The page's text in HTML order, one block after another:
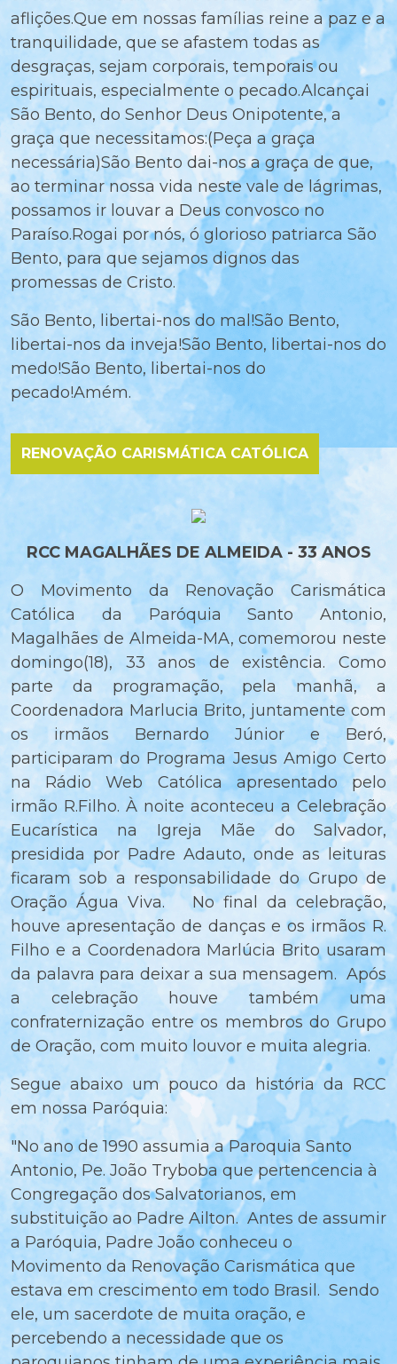
aflições.Que em nossas famílias reine a paz e a
tranquilidade, que se afastem todas as
desgraças, sejam corporais, temporais ou
espirituais, especialmente o pecado.Alcançai
São Bento, do Senhor Deus Onipotente, a
graça que necessitamos:(Peça a graça
necessária)São Bento dai-nos a graça de que,
ao terminar nossa vida neste vale de lágrimas,
possamos ir louvar a Deus convosco no
Paraíso.Rogai por nós, ó glorioso patriarca São
Bento, para que sejamos dignos das
promessas de Cristo.
São Bento, libertai-nos do mal!São Bento,
libertai-nos da inveja!São Bento, libertai-nos do
medo!São Bento, libertai-nos do
pecado!Amém.
RENOVAÇÃO CARISMÁTICA CATÓLICA
RCC MAGALHÃES DE ALMEIDA - 33 ANOS
O Movimento da Renovação Carismática
Católica da Paróquia Santo Antonio,
Magalhães de Almeida-MA, comemorou neste
domingo(18), 33 anos de existência. Como
parte da programação, pela manhã, a
Coordenadora Marlucia Brito, juntamente com
os irmãos Bernardo Júnior e Beró,
participaram do Programa Jesus Amigo Certo
na Rádio Web Católica apresentado pelo
irmão R.Filho. À noite aconteceu a Celebração
Eucarística na Igreja Mãe do Salvador,
presidida por Padre Adauto, onde as leituras
ficaram sob a responsabilidade do Grupo de
Oração Água Viva. No final da celebração,
houve apresentação de danças e os irmãos R.
Filho e a Coordenadora Marlúcia Brito usaram
da palavra para deixar a sua mensagem. Após
a celebração houve também uma
confraternização entre os membros do Grupo
de Oração, com muito louvor e muita alegria.
Segue abaixo um pouco da história da RCC
em nossa Paróquia:
"No ano de 1990 assumia a Paroquia Santo
Antonio, Pe. João Tryboba que pertencencia à
Congregação dos Salvatorianos, em
substituição ao Padre Ailton. Antes de assumir
a Paróquia, Padre João conheceu o
Movimento da Renovação Carismática que
estava em crescimento em todo Brasil. Sendo
ele, um sacerdote de muita oração, e
percebendo a necessidade que os